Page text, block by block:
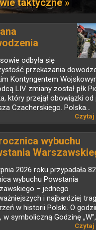
taktyczne »
odbyła się
przekazania
Kontyngentem
LIV zmiany został płk
który przejął obowiązki od
Czacherskiego. Polska...
Czytaj
wybuchu
2026 roku przypadała
wybuchu Powstania
– jednego
i najbardziej
w historii Polski. O
w symboliczną Godzinę „W”,
Czytaj